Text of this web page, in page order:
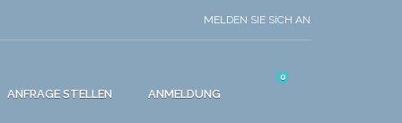
MELDEN SIE SICH AN
ANFRAGE STELLEN ANMELDUNG
0